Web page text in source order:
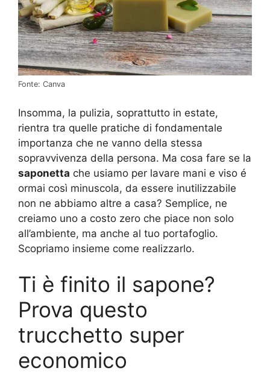
Fonte: Canva
Insomma, la pulizia, soprattutto in estate,
rientra tra quelle pratiche di fondamentale
importanza che ne vanno della stessa
sopravvivenza della persona. Ma cosa fare se la
saponetta che usiamo per lavare mani e viso é
ormai così minuscola, da essere inutilizzabile
non ne abbiamo altre a casa? Semplice, ne
creiamo uno a costo zero che piace non solo
all’ambiente, ma anche al tuo portafoglio.
Scopriamo insieme come realizzarlo.
Ti è finito il sapone?
Prova questo
trucchetto super
economico